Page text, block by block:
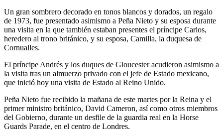
Un gran sombrero decorado en tonos blancos y dorados, un regalo
de 1973, fue presentado asimismo a Peña Nieto y su esposa durante
una visita en la que también estaban presentes el príncipe Carlos,
heredero al trono británico, y su esposa, Camilla, la duquesa de
Cornualles.
El príncipe Andrés y los duques de Gloucester acudieron asimismo a
la visita tras un almuerzo privado con el jefe de Estado mexicano,
que inició hoy una visita de Estado al Reino Unido.
Peña Nieto fue recibido la mañana de este martes por la Reina y el
primer ministro británico, David Cameron, así como otros miembros
del Gobierno, durante un desfile de la guardia real en la Horse
Guards Parade, en el centro de Londres.